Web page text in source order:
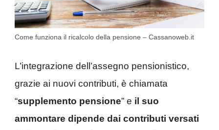
Come funziona il ricalcolo della pensione – Cassanoweb.it
L’integrazione dell’assegno pensionistico,
grazie ai nuovi contributi, è chiamata
“supplemento pensione” e il suo
ammontare dipende dai contributi versati